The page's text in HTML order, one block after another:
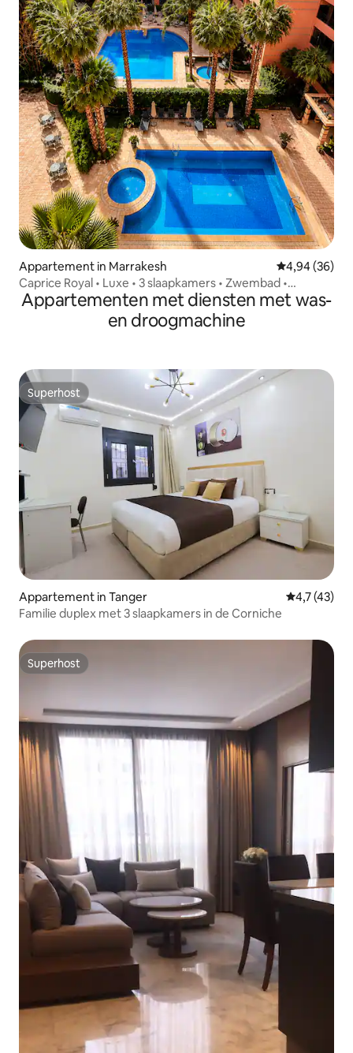
Appartement in Marrakesh Gemiddelde
4,94 (36)
Caprice Royal • Luxe • 3 slaapkamers • Zwembad •
Overdekt
Appartementen met diensten met was-
en droogmachine
Superhost
Superhost
Appartement in Tanger
4,7 (43)
Familie duplex met 3 slaapkamers in de Corniche
Superhost
Superhost